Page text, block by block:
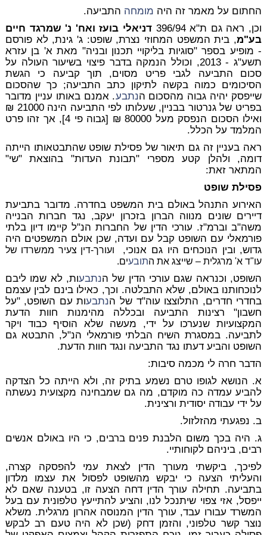
החתום על מאמר זה היה מומחה התביעה.
וכן, ראה גם ת"א 396/94
דניאלי בועז ואח' נ' שמרגד חיים
בע"מ, בית המשפט המחוזי נצרת, שופט: ג' גינת, לא פורסם
- מופיע בספר "סוגיות בליקויי תכנון ובניה" מאת א' בן עזרא
תשע"ג - 2013, וכולל הנמקה בדבר פיצוי בשיעור העולה על
סכום התביעה לגבי פריט מסוים, תוך קביעה כי הגשת
הסיכומים כמוה בקשה לתיקון כתב התביעה; כך שהסכום
שייפסק יהיה גבוה מהסכום הנתבע. אמנם באותו עניין מדובר
בפריט של גנרטור בבניין, שעלותו לפי התביעה הינה 21000 ₪
ואילו הסכום הנפסק מעל 80000 ₪ [גבוה פי 4], אך זהו פרט
המלמד על הכלל.
ראה בעניין זה גם תיאור של פסילת שופט שהתבטאותו הייתה
דומה, ולהלן קטע מספרי "תבונת העדות" בהוצאת "שי"
המתאר זאת:
פסילת שופט
האירוע התנהל באולם בית המשפט בחדרה. מדובר בתביעת
דיירים שונים מנווה הברון בזכרון יעקב, נגד חברות הבנייה
משה"ב וברמ"ז. עורכי הדין של החברות הנ"ל קיימו דיון בלתי
פורמאלי עם השופט קבל עם ועדה, שכן אולם המשפטים היה
גדוש, ובין הנוכחים היו גם אנוכי,
ועורך-דין צעיר ממשרדו של
עו"ד א' מרגלית – שייצג את התובעים.
השופט, וכנראה שגם עורכי הדין של הנתבעות, לא שמו ליבם
לנוכחותנו באולם, שלא התבלטה. וכך, כאילו בינם לבין עצמם
בחדרי חדרים, התלוצצו עוה"ד של הנתבעות עם השופט, "על
חשבון" רצינות התביעה ובכללה מהימנות חוות הדעת
המקצועיות שנערכו על ידי, מעשה שלא הוסיף כבוד ויקר
לתביעה. במסגרת השיח הבלתי פורמאלי הנ"ל, התבטא גם
השופט והביע דעתו נגד התביעה ונגד חוות הדעת.
הדבר חרה לי מכמה סיבות:
א. הנושא לגופו טרם נשמע בתיק זה, ולא הייתה כל הצדקה
להביע עמדה כה מוקדם, מה גם שמבחינה מקצועית נעשתה
על ידי עבודה יסודית ורצינית.
ב. נפגעתי מהזלזול.
ג. היה בכך משום הלבנת פנים ברבים, כי היו באולם אנשים
רבים, ביניהם לקוחותיי.
לפיכך, ביקשתי מעורך הדין לצאת עמי להפסקה קצרה,
והעליתי הצעה כי יבקש מהשופט לפסול את עצמו מלדון
בתביעה. תחילה עורך הדין דחה הצעה זו, בטענה שאם לא
ייפסל, אזי צפוי שיתנכל לנו, והציע להתייעץ טלפונית עם בעל
המשרד עבורו עבד, עורך הדין המנוסה אהרון מרגלית. משלא
נוצר קשר טלפוני, והזמן דחק (שכן לא היה טעם רב לבקש